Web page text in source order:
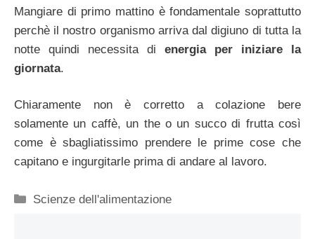
Mangiare di primo mattino è fondamentale soprattutto
perchè il nostro organismo arriva dal digiuno di tutta la
notte quindi necessita di energia per iniziare la
giornata.
Chiaramente non è corretto a colazione bere
solamente un caffè, un the o un succo di frutta così
come è sbagliatissimo prendere le prime cose che
capitano e ingurgitarle prima di andare al lavoro.
Categorie
Scienze dell'alimentazione